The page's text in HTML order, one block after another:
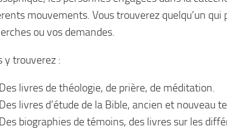
mouvements. Vous trouverez quelqu’un qui
ou vos demandes.
y trouverez :
Des livres de théologie, de prière, de méditation.
Des livres d’étude de la Bible, ancien et nouveau
Des biographies de témoins, des livres sur les